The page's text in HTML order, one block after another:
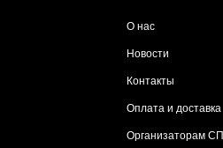
О нас
Новости
Контакты
Оплата и доставка
Организаторам СП